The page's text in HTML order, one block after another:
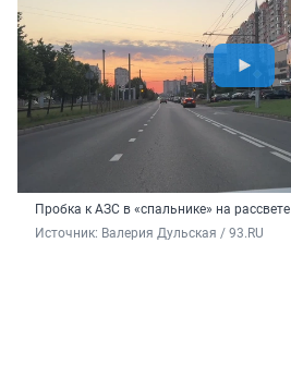
Пробка к АЗС в «спальнике» на рассвете
Источник: Валерия Дульская / 93.RU